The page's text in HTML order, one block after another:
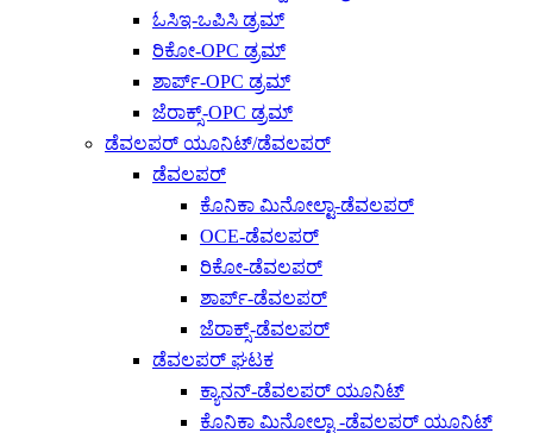
ಓಸಿಇ-ಒಪಿಸಿ ಡ್ರಮ್
ರಿಕೋ-OPC ಡ್ರಮ್
ಶಾರ್ಪ್-OPC ಡ್ರಮ್
ಜೆರಾಕ್ಸ್-OPC ಡ್ರಮ್
ಡೆವಲಪರ್ ಯೂನಿಟ್/ಡೆವಲಪರ್
ಡೆವಲಪರ್
ಕೊನಿಕಾ ಮಿನೋಲ್ಟಾ-ಡೆವಲಪರ್
OCE-ಡೆವಲಪರ್
ರಿಕೋ-ಡೆವಲಪರ್
ಶಾರ್ಪ್-ಡೆವಲಪರ್
ಜೆರಾಕ್ಸ್-ಡೆವಲಪರ್
ಡೆವಲಪರ್ ಘಟಕ
ಕ್ಯಾನನ್-ಡೆವಲಪರ್ ಯೂನಿಟ್
ಕೊನಿಕಾ ಮಿನೋಲ್ಟಾ -ಡೆವಲಪರ್ ಯೂನಿಟ್